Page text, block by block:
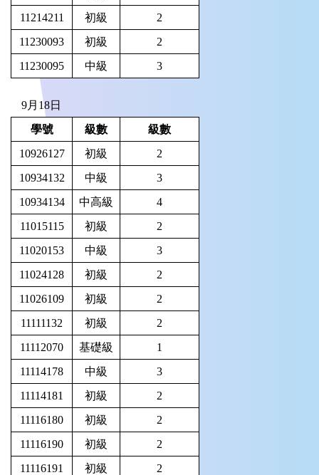
11214211
初級
2
11230093
初級
2
11230095
中級 3
9月18日
學號
級數
級數
10926127
初級
2
10934132
中級
3
10934134
中高級
4
11015115
初級
2
11020153
中級
3
11024128
初級
2
11026109
初級
2
11111132
初級
2
11112070
基礎級
1
11114178
中級
3
11114181
初級
2
11116180
初級
2
11116190
初級
2
11116191
初級
2